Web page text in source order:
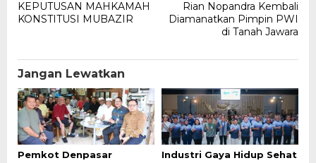
pos
KEPUTUSAN MAHKAMAH
KONSTITUSI MUBAZIR
Rian Nopandra Kembali
Diamanatkan Pimpin PWI
di Tanah Jawara
Jangan Lewatkan
Pemkot Denpasar
Industri Gaya Hidup Sehat